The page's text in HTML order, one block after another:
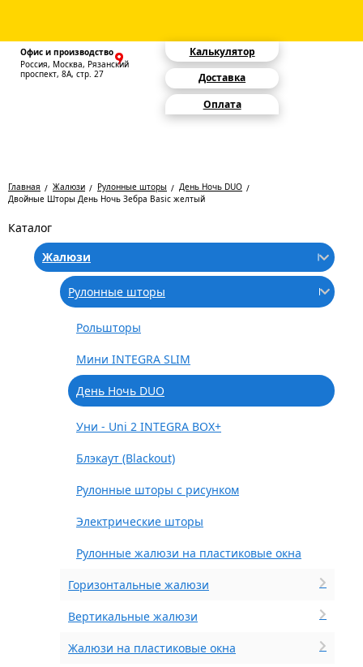
Офис и производство
Россия, Москва, Рязанский
проспект, 8А, стр. 27
Калькулятор
Доставка
Оплата
Главная Жалюзи Рулонные шторы
День Ночь DUO
Двойные Шторы День Ночь Зебра Basic желтый
Каталог
Жалюзи
Рулонные шторы
Рольшторы
Мини INTEGRA SLIM
День Ночь DUO
Уни - Uni 2 INTEGRA BOX+
Блэкаут (Blackout)
Рулонные шторы с рисунком
Электрические шторы
Рулонные жалюзи на пластиковые окна
Горизонтальные жалюзи
Вертикальные жалюзи
Жалюзи на пластиковые окна